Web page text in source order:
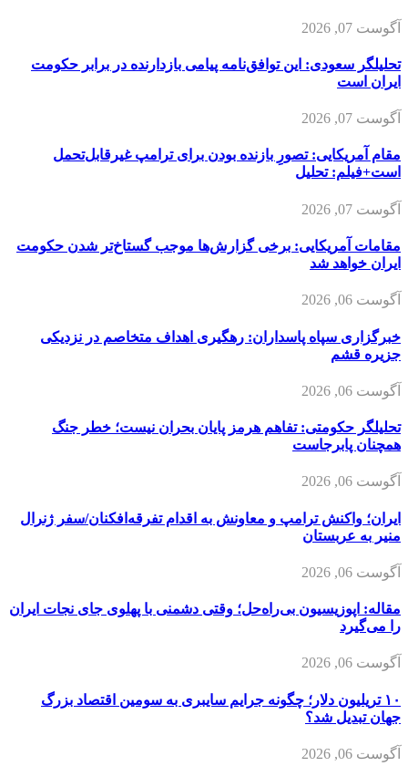
آگوست 07, 2026
تحلیلگر سعودی: این توافق‌نامه پیامی بازدارنده در برابر حکومت
ایران است
آگوست 07, 2026
مقام آمریکایی: تصورِ بازنده بودن برای ترامپ غیرقابل‌تحمل
است+فیلم: تحلیل
آگوست 07, 2026
مقامات آمریکایی: برخی گزارش‌ها موجب گستاخ‌تر شدن حکومت
ایران خواهد شد
آگوست 06, 2026
خبرگزاری سپاه پاسداران: رهگیری اهداف متخاصم در نزدیکی
جزیره قشم
آگوست 06, 2026
تحلیلگر حکومتی: تفاهم هرمز پایان بحران نیست؛ خطر جنگ
همچنان پابرجاست
آگوست 06, 2026
ایران؛ واکنش ترامپ و معاونش به اقدام تفرقه‌افکنان/سفر ژنرال
منیر به عربستان
آگوست 06, 2026
مقاله: اپوزیسیون بی‌راه‌حل؛ وقتی دشمنی با پهلوی جای نجات ایران
را می‌گیرد
آگوست 06, 2026
۱۰ تریلیون دلار؛ چگونه جرایم سایبری به سومین اقتصاد بزرگ
جهان تبدیل شد؟
آگوست 06, 2026